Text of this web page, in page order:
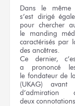
Dans le même
s’est dirigé
pour chercher
le manding
caractérisés par
des ancêtres.
Ce dernier,
a prononcé
le fondateur de
(UKAG) avant
d’admiration
deux